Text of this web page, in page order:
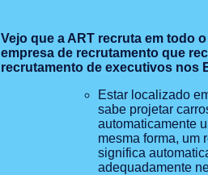
Vejo que a ART recruta em todo
empresa de recrutamento que
recrutamento de executivos nos
Estar localizado
sabe projetar
automaticamente
mesma forma, um
significa
adequadamente